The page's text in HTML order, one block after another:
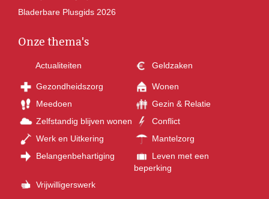
Bladerbare Plusgids 2026
Onze thema's
Actualiteiten Geldzaken
Gezondheidszorg
Wonen
Meedoen
Gezin & Relatie
Zelfstandig blijven wonen
Conflict
Werk en Uitkering
Mantelzorg
Belangenbehartiging
Leven met een
beperking
Vrijwilligerswerk